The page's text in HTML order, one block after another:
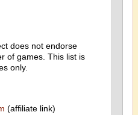
does not endorse
of games. This list is
only.
(affiliate link)